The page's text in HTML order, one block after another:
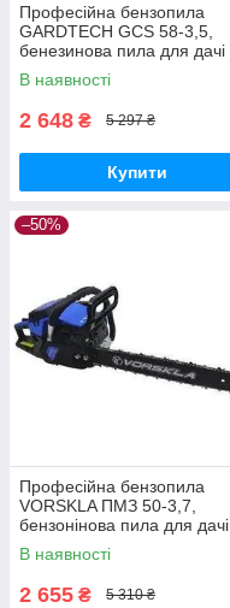
Професійна бензопила
GARDTECH GCS 58-3,5,
бенезинова пила для дачі
(450 мм шина)
В наявності
2 648 ₴ 5 297 ₴
Купити
–50%
Професійна бензопила
VORSKLA ПМЗ 50-3,7,
бензонінова пила для дачі
(450 мм шина)
В наявності
2 655 ₴ 5 310 ₴